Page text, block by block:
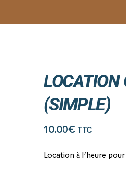
LOCATION
(SIMPLE)
10.00€ TTC
Location à l’heure pour